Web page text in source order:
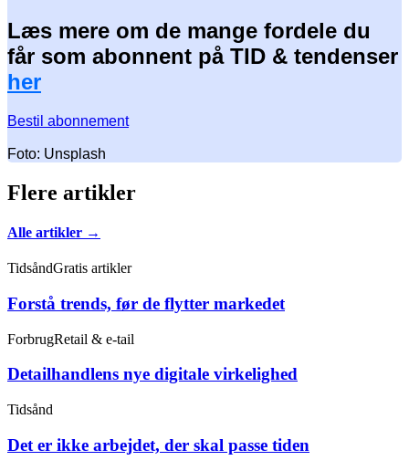
Læs mere om de mange fordele du
får som abonnent på TID & tendenser
her
Bestil abonnement
Foto: Unsplash
Flere artikler
Alle artikler →
TidsåndGratis artikler
Forstå trends, før de flytter markedet
ForbrugRetail & e-tail
Detailhandlens nye digitale virkelighed
Tidsånd
Det er ikke arbejdet, der skal passe tiden